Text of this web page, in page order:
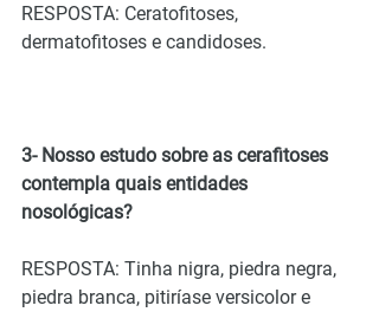
RESPOSTA: Ceratofitoses,
dermatofitoses e candidoses.
3- Nosso estudo sobre as cerafitoses
contempla quais entidades
nosológicas?
RESPOSTA: Tinha nigra, piedra negra,
piedra branca, pitiríase versicolor e